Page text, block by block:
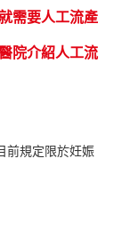
需要人工流產
院介紹人工流
前規定限於妊娠